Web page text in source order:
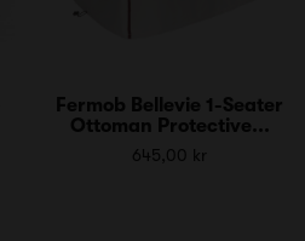
Fermob Bellevie 1-Seater
Ottoman Protective...
645,00 kr